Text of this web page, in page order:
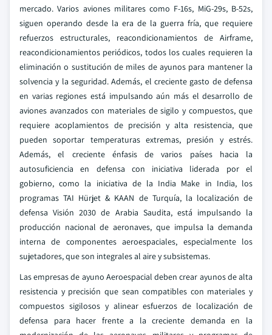
mercado. Varios aviones militares como F-16s, MiG-29s, B-52s,
siguen operando desde la era de la guerra fría, que requiere
refuerzos estructurales, reacondicionamientos de Airframe,
reacondicionamientos periódicos, todos los cuales requieren la
eliminación o sustitución de miles de ayunos para mantener la
solvencia y la seguridad. Además, el creciente gasto de defensa
en varias regiones está impulsando aún más el desarrollo de
aviones avanzados con materiales de sigilo y compuestos, que
requiere acoplamientos de precisión y alta resistencia, que
pueden soportar temperaturas extremas, presión y estrés.
Además, el creciente énfasis de varios países hacia la
autosuficiencia en defensa con iniciativa liderada por el
gobierno, como la iniciativa de la India Make in India, los
programas TAI Hürjet & KAAN de Turquía, la localización de
defensa Visión 2030 de Arabia Saudita, está impulsando la
producción nacional de aeronaves, que impulsa la demanda
interna de componentes aeroespaciales, especialmente los
sujetadores, que son integrales al aire y subsistemas.
Las empresas de ayuno Aeroespacial deben crear ayunos de alta
resistencia y precisión que sean compatibles con materiales y
compuestos sigilosos y alinear esfuerzos de localización de
defensa para hacer frente a la creciente demanda en la